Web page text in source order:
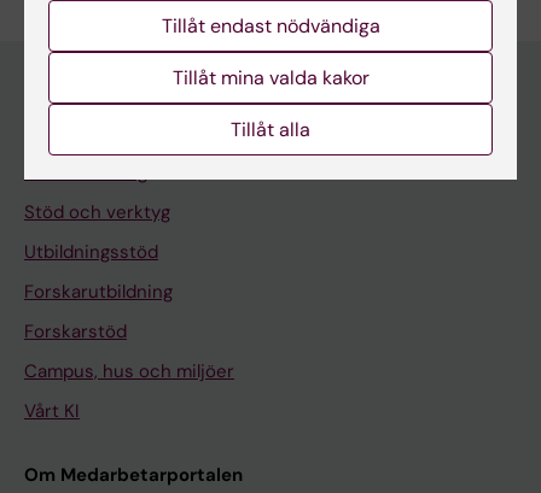
Stöd och verktyg
Utbildningsstöd
Forskarutbildning
Forskarstöd
Campus, hus och miljöer
Vårt KI
Om Medarbetarportalen
Tillåt endast nödvändiga
Tillåt mina valda kakor
Tillåt alla